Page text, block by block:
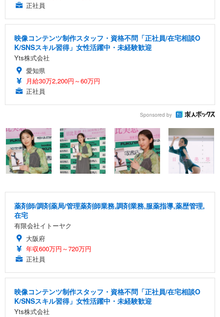
正社員
映像コンテンツ制作スタッフ・資格不問「正社員/在宅相談O
K/SNSスキル習得」女性活躍中・未経験歓迎
Yts株式会社
愛知県
月給30万2,200円～60万円
正社員
Sponsored by
薬剤師/調剤薬局/管理薬剤師業務,調剤業務,服薬指導,薬歴管理,
在宅
有限会社イトーヤク
大阪府
年収600万円～720万円
正社員
映像コンテンツ制作スタッフ・資格不問「正社員/在宅相談O
K/SNSスキル習得」女性活躍中・未経験歓迎
Yts株式会社